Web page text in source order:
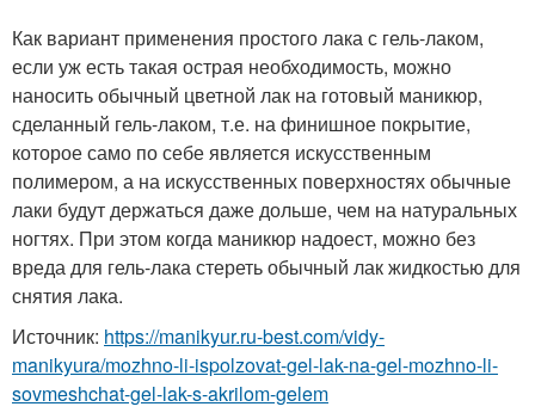
Как вариант применения простого лака с гель-лаком,
если уж есть такая острая необходимость, можно
наносить обычный цветной лак на готовый маникюр,
сделанный гель-лаком, т.е. на финишное покрытие,
которое само по себе является искусственным
полимером, а на искусственных поверхностях обычные
лаки будут держаться даже дольше, чем на натуральных
ногтях. При этом когда маникюр надоест, можно без
вреда для гель-лака стереть обычный лак жидкостью для
снятия лака.
Источник: https://manikyur.ru-best.com/vidy-
manikyura/mozhno-li-ispolzovat-gel-lak-na-gel-mozhno-li-
sovmeshchat-gel-lak-s-akrilom-gelem